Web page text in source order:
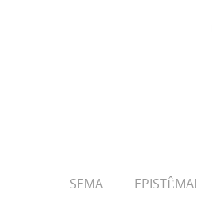
SEMA EPISTÊMAI